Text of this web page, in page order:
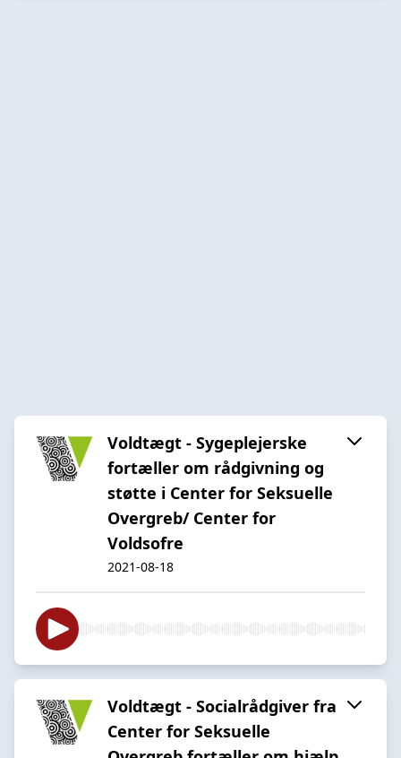
Voldtægt - Sygeplejerske
fortæller om rådgivning og
støtte i Center for Seksuelle
Overgreb/ Center for
Voldsofre
2021-08-18
Voldtægt - Socialrådgiver fra
Center for Seksuelle